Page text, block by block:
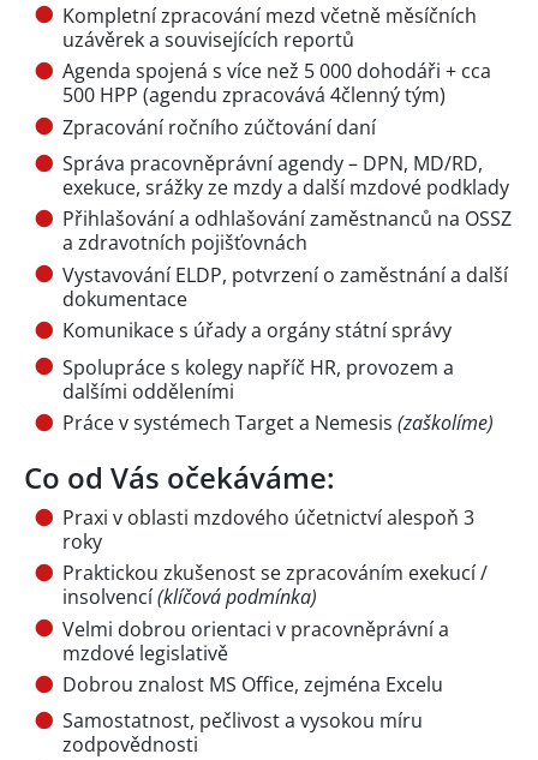
Kompletní zpracování mezd včetně měsíčních
uzávěrek a souvisejících reportů
Agenda spojená s více než 5 000 dohodáři + cca
500 HPP (agendu zpracovává 4členný tým)
Zpracování ročního zúčtování daní
Správa pracovněprávní agendy – DPN, MD/RD,
exekuce, srážky ze mzdy a další mzdové podklady
Přihlašování a odhlašování zaměstnanců na OSSZ
a zdravotních pojišťovnách
Vystavování ELDP, potvrzení o zaměstnání a další
dokumentace
Komunikace s úřady a orgány státní správy
Spolupráce s kolegy napříč HR, provozem a
dalšími odděleními
Práce v systémech Target a Nemesis (zaškolíme)
Co od Vás očekáváme:
Praxi v oblasti mzdového účetnictví alespoň 3
roky
Praktickou zkušenost se zpracováním exekucí /
insolvencí(klíčová podmínka)
Velmi dobrou orientaci v pracovněprávní a
mzdové legislativě
Dobrou znalost MS Office, zejména Excelu
Samostatnost, pečlivost a vysokou míru
zodpovědnosti